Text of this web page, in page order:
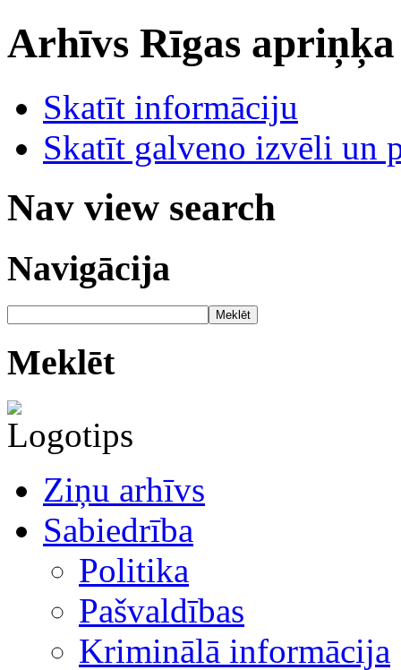
Arhīvs Rīgas
Skatīt informāciju
Skatīt galveno izvēli un
Nav view search
Navigācija
Meklēt
Meklēt
Ziņu arhīvs
Sabiedrība
Politika
Pašvaldības
Kriminālā informācija